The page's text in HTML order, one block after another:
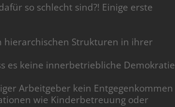
so schlecht sind?! Einige erste
hierarchischen Strukturen in ihrer
es keine innerbetriebliche Demokratie
Arbeitgeber kein Entgegenkommen
wie Kinderbetreuung oder